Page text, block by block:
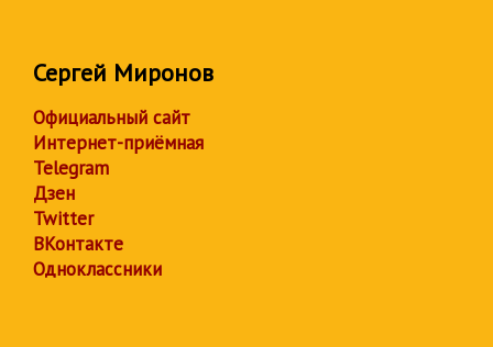
Сергей Миронов
Официальный сайт
Интернет-приёмная
Telegram
Дзен
Twitter
ВКонтакте
Одноклассники